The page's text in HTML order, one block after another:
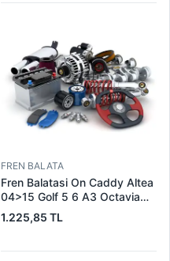
FREN BALATA
Fren Balatasi On Caddy Altea
04>15 Golf 5 6 A3 Octavia
04>13 Jetta 06>11 Leon
06>13 Toledo 05>09 Yeti
ANS KD13 | OEM
1.225,85 TL